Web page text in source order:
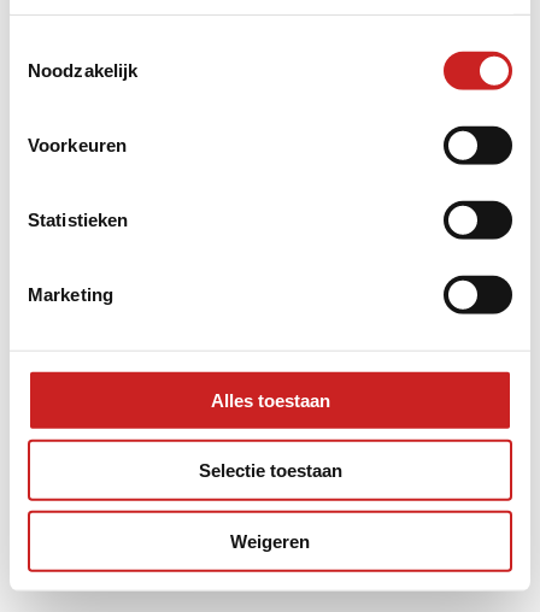
Noodzakelijk
Voorkeuren
Statistieken
Marketing
Alles toestaan
Selectie toestaan
Weigeren
loadingwww.adggroep.nl
for more